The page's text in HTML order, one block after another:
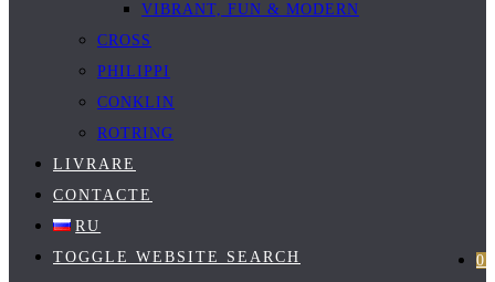
VIBRANT, FUN & MODERN
CROSS
PHILIPPI
CONKLIN
ROTRING
LIVRARE
CONTACTE
RU
0
TOGGLE WEBSITE SEARCH